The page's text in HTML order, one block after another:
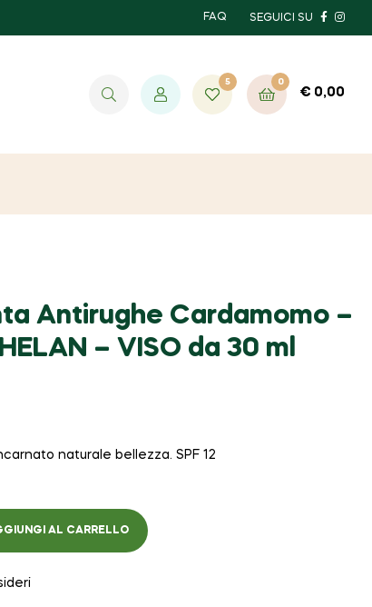
FAQ SEGUICI SU
5 0
€ 0,00
Antirughe Cardamomo –
– VISO da 30 ml
naturale bellezza. SPF 12
AL CARRELLO